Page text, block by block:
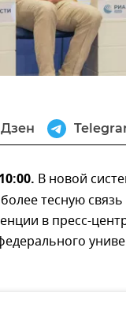
Дзен
В новой
тесную
в пресс-